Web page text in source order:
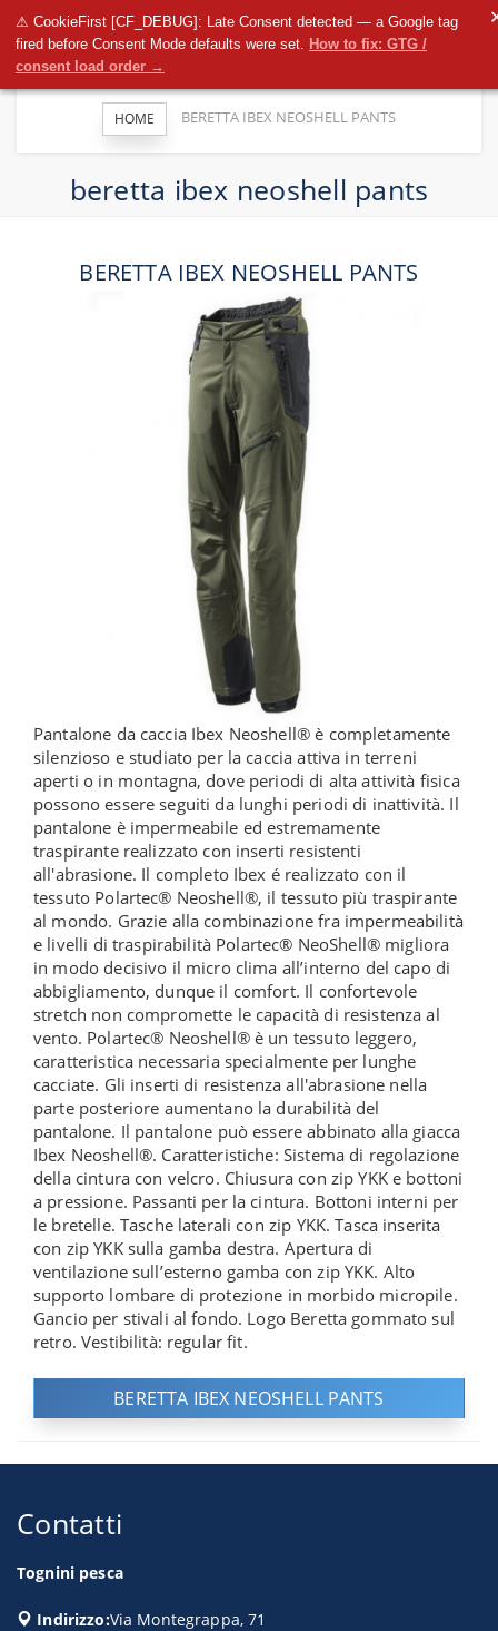
⚠ CookieFirst [CF_DEBUG]: Late Consent detected — a Google tag
fired before Consent Mode defaults were set. How to fix: GTG /
consent load order →
HOME BERETTA IBEX NEOSHELL PANTS
beretta ibex neoshell pants
BERETTA IBEX NEOSHELL PANTS
Pantalone da caccia Ibex Neoshell® è completamente
silenzioso e studiato per la caccia attiva in terreni
aperti o in montagna, dove periodi di alta attività fisica
possono essere seguiti da lunghi periodi di inattività. Il
pantalone è impermeabile ed estremamente
traspirante realizzato con inserti resistenti
all'abrasione. Il completo Ibex é realizzato con il
tessuto Polartec® Neoshell®, il tessuto più traspirante
al mondo. Grazie alla combinazione fra impermeabilità
e livelli di traspirabilità Polartec® NeoShell® migliora
in modo decisivo il micro clima all’interno del capo di
abbigliamento, dunque il comfort. Il confortevole
stretch non compromette le capacità di resistenza al
vento. Polartec® Neoshell® è un tessuto leggero,
caratteristica necessaria specialmente per lunghe
cacciate. Gli inserti di resistenza all'abrasione nella
parte posteriore aumentano la durabilità del
pantalone. Il pantalone può essere abbinato alla giacca
Ibex Neoshell®. Caratteristiche: Sistema di regolazione
della cintura con velcro. Chiusura con zip YKK e bottoni
a pressione. Passanti per la cintura. Bottoni interni per
le bretelle. Tasche laterali con zip YKK. Tasca inserita
con zip YKK sulla gamba destra. Apertura di
ventilazione sull’esterno gamba con zip YKK. Alto
supporto lombare di protezione in morbido micropile.
Gancio per stivali al fondo. Logo Beretta gommato sul
retro. Vestibilità: regular fit.
BERETTA IBEX NEOSHELL PANTS
Contatti
Tognini pesca
Indirizzo:Via Montegrappa, 71